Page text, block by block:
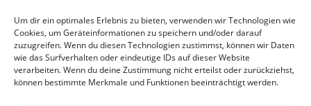
Um dir ein optimales Erlebnis zu bieten, verwenden wir Technologien wie
Cookies, um Geräteinformationen zu speichern und/oder darauf
zuzugreifen. Wenn du diesen Technologien zustimmst, können wir Daten
wie das Surfverhalten oder eindeutige IDs auf dieser Website
verarbeiten. Wenn du deine Zustimmung nicht erteilst oder zurückziehst,
können bestimmte Merkmale und Funktionen beeinträchtigt werden.
Vertrag widerrufen